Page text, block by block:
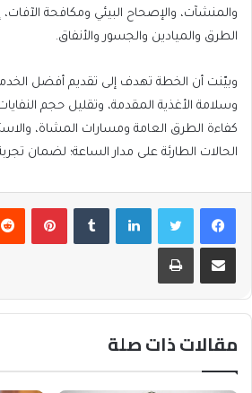
والمنشآت، والإصحاح البيئي ومكافحة
الطرق والميادين والجسور والأنفاق.
وبيّنت أن الخطة تهدف إلى تقديم أفضل
وسلامة الأغذية المقدمة، وتقليل حجم
كفاءة الطرق العامة ومسارات المشاة،
الحالات الطارئة على مدار الساعة؛ لضمان
فيسبوكتويتر لينكدإن
مشاركة عبر البريد طباعة
مقالات ذات صلة